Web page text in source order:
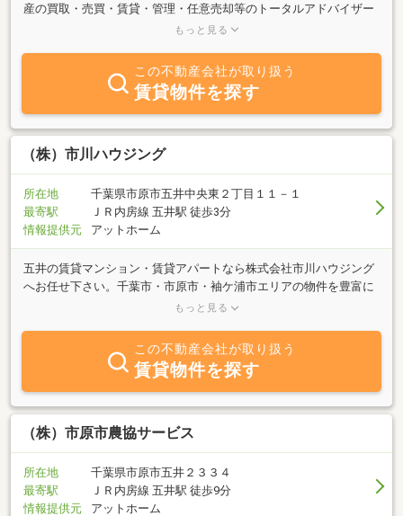
産の買取・売買・賃貸・管理・任意売却等のトータルアドバイザー
として、日々営業をさせていただいております。お忙しい皆様の為
相談下さいませ。心よりお待ちしております。
もっと見る
この不動産会社が取り扱う
賃貸物件を探す
（株）市川ハウジング
所在地
千葉県市原市五井中央東２丁目１１－１
最寄駅
ＪＲ内房線 五井駅 徒歩3分
情報提供元
アットホーム
五井の賃貸マンション・賃貸アパートなら株式会社市川ハウジング
へお任せ下さい。千葉市・市原市・袖ケ浦市エリアの物件を豊富に
取り揃えているので、あなたの理想のお部屋がきっと見つかりま
売買や土地のこと。なんでもお気軽にご相談ください。
もっと見る
この不動産会社が取り扱う
賃貸物件を探す
（株）市原市農協サービス
所在地
千葉県市原市五井２３３４
最寄駅
ＪＲ内房線 五井駅 徒歩9分
情報提供元
アットホーム